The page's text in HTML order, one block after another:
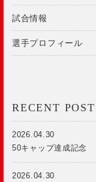
試合情報
選手プロフィール
RECENT
2026.04.30
50キャップ達成記念
2026.04.30